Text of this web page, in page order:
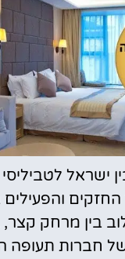
ישראל
והפעילים
בין מרחק קצר,
חברות תעופה